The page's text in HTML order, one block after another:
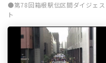
第78回箱根駅伝区間ダイジェス
ト